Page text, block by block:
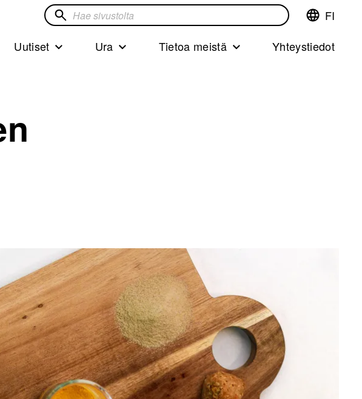
Vaihda
kieliFinnish
FI
Hae
Uutiset Ura Tietoa meistä Yhteystiedot